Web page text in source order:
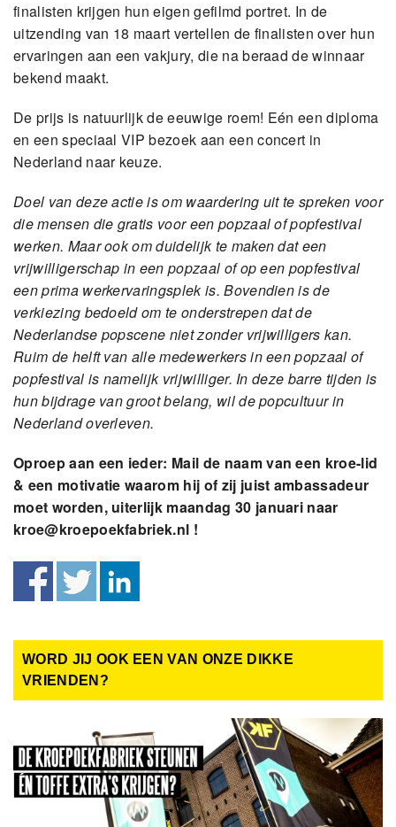
finalisten krijgen hun eigen gefilmd portret. In de
uitzending van 18 maart vertellen de finalisten over hun
ervaringen aan een vakjury, die na beraad de winnaar
bekend maakt.
De prijs is natuurlijk de eeuwige roem! Eén een diploma
en een speciaal VIP bezoek aan een concert in
Nederland naar keuze.
Doel van deze actie is om waardering uit te spreken voor
die mensen die gratis voor een popzaal of popfestival
werken. Maar ook om duidelijk te maken dat een
vrijwilligerschap in een popzaal of op een popfestival
een prima werkervaringsplek is. Bovendien is de
verkiezing bedoeld om te onderstrepen dat de
Nederlandse popscene niet zonder vrijwilligers kan.
Ruim de helft van alle medewerkers in een popzaal of
popfestival is namelijk vrijwilliger. In deze barre tijden is
hun bijdrage van groot belang, wil de popcultuur in
Nederland overleven.
Oproep aan een ieder: Mail de naam van een kroe-lid
& een motivatie waarom hij of zij juist ambassadeur
moet worden, uiterlijk maandag 30 januari naar
kroe@kroepoekfabriek.nl !
WORD JIJ OOK EEN VAN ONZE DIKKE
VRIENDEN?